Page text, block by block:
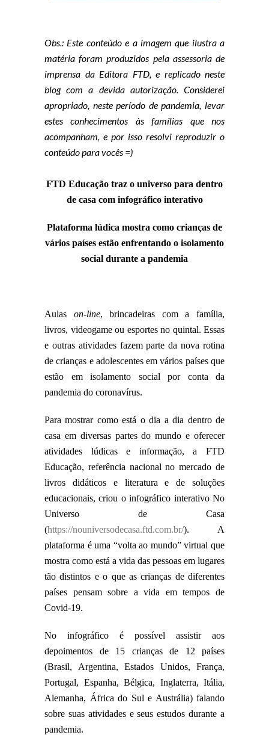
Obs.: Este conteúdo e a imagem que ilustra a
matéria foram produzidos pela assessoria de
imprensa da Editora FTD, e replicado neste
blog com a devida autorização. Considerei
apropriado, neste período de pandemia, levar
estes conhecimentos às famílias que nos
acompanham, e por isso resolvi reproduzir o
conteúdo para vocês =)
FTD Educação traz o universo para dentro
de casa com infográfico interativo
Plataforma lúdica mostra como crianças de
vários países estão enfrentando o isolamento
social durante a pandemia
Aulas on-line, brincadeiras com a família,
livros, videogame ou esportes no quintal. Essas
e outras atividades fazem parte da nova rotina
de crianças e adolescentes em vários países que
estão em isolamento social por conta da
pandemia do coronavírus.
Para mostrar como está o dia a dia dentro de
casa em diversas partes do mundo e oferecer
atividades lúdicas e informação, a FTD
Educação, referência nacional no mercado de
livros didáticos e literatura e de soluções
educacionais, criou o infográfico interativo No
Universo de Casa
(https://nouniversodecasa.ftd.com.br/). A
plataforma é uma “volta ao mundo” virtual que
mostra como está a vida das pessoas em lugares
tão distintos e o que as crianças de diferentes
países pensam sobre a vida em tempos de
Covid-19.
No infográfico é possível assistir aos
depoimentos de 15 crianças de 12 países
(Brasil, Argentina, Estados Unidos, França,
Portugal, Espanha, Bélgica, Inglaterra, Itália,
Alemanha, África do Sul e Austrália) falando
sobre suas atividades e seus estudos durante a
pandemia.